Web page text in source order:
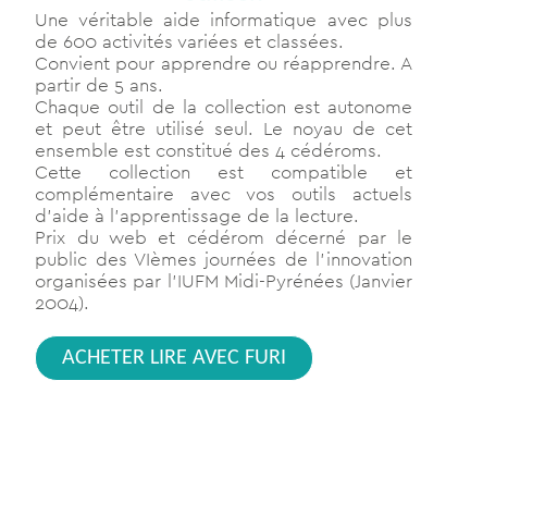
Une véritable aide informatique avec plus
de 600 activités variées et classées.
Convient pour apprendre ou réapprendre. A
partir de 5 ans.
Chaque outil de la collection est autonome
et peut être utilisé seul. Le noyau de cet
ensemble est constitué des 4 cédéroms.
Cette collection est compatible et
complémentaire avec vos outils actuels
d’aide à l’apprentissage de la lecture.
Prix du web et cédérom décerné par le
public des VIèmes journées de l’innovation
organisées par l’IUFM Midi-Pyrénées (Janvier
2004).
ACHETER LIRE AVEC FURI